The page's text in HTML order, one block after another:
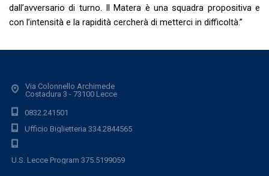
dall’avversario di turno. Il Matera è una squadra propositiva e
con l’intensità e la rapidità cercherà di metterci in difficoltà.”
Via Colonnello Archimede
Costadura 3 - 73100 Lecce
0832.241501
Ufficio Biglietteria 334.2844565
U.S. Lecce Program 375.5199059